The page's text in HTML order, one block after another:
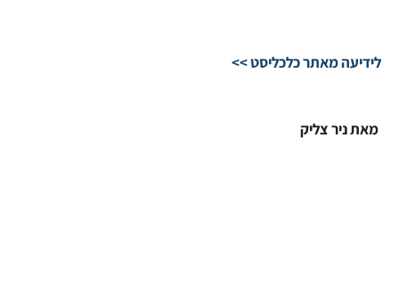
לידיעה מאתר כלכליסט >>
מאת ניר צליק